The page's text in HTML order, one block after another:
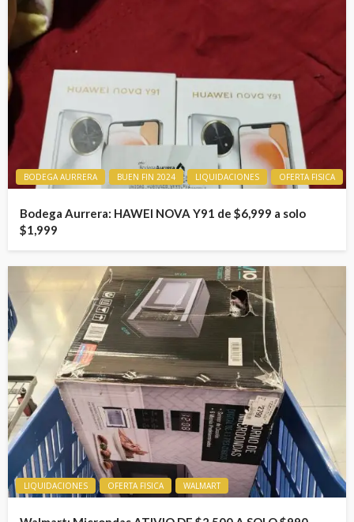
BODEGA AURRERA BUEN FIN 2024 LIQUIDACIONES OFERTA FISICA
Bodega Aurrera: HAWEI NOVA Y91 de $6,999 a solo
$1,999
LIQUIDACIONES OFERTA FISICA WALMART